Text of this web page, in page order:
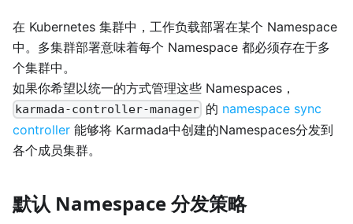
在 Kubernetes 集群中，工作负载部署在某个 Namespace
中。多集群部署意味着每个 Namespace 都必须存在于多
个集群中。
如果你希望以统一的方式管理这些 Namespaces，
karmada-controller-manager 的 namespace sync
controller 能够将 Karmada中创建的Namespaces分发到
各个成员集群。
默认 Namespace 分发策略